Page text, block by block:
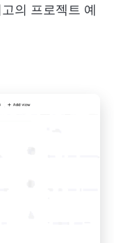
의 프로젝트 예